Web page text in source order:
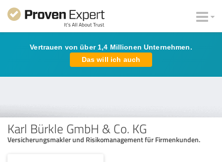
Vertrauen von über 1,4 Millionen Unternehmen.
Das will ich auch
Karl Bürkle GmbH & Co. KG
Versicherungsmakler und Risikomanagement für Firmenkunden.